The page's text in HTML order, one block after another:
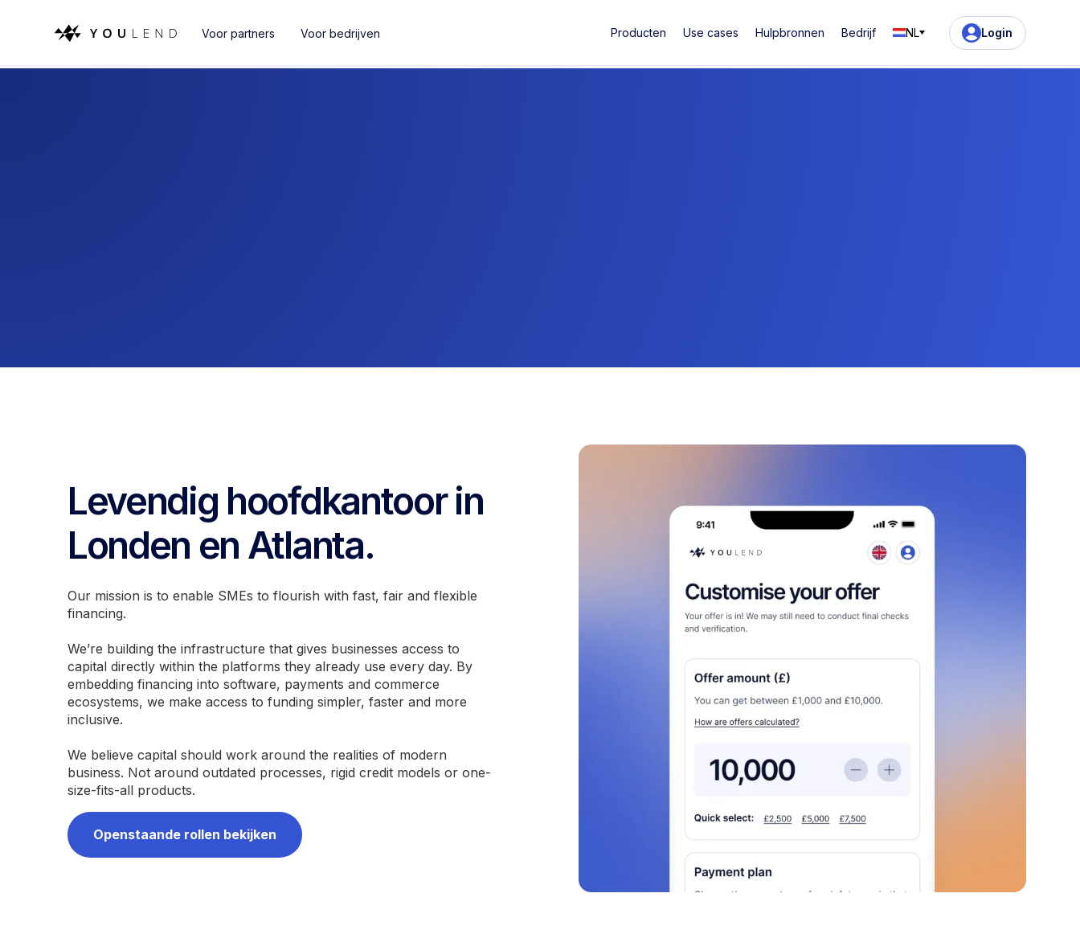
Voor partners Voor bedrijven Producten Use cases Hulpbronnen Bedrijf NL Login
Levendig hoofdkantoor in
Londen en Atlanta.
Our mission is to enable SMEs to flourish with fast, fair and flexible
financing.
We’re building the infrastructure that gives businesses access to
capital directly within the platforms they already use every day. By
embedding financing into software, payments and commerce
ecosystems, we make access to funding simpler, faster and more
inclusive.
We believe capital should work around the realities of modern
business. Not around outdated processes, rigid credit models or one-
size-fits-all products.
Openstaande rollen bekijken